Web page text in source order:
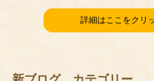
詳細はここをクリ